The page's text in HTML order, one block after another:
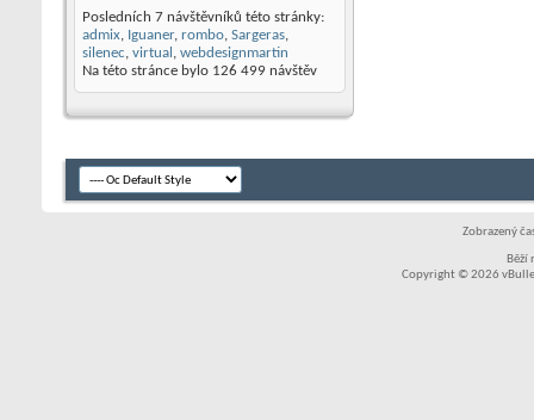
Posledních 7 návštěvníků této stránky:
admix Iguaner, rombo Sargeras
silenec virtual
webdesignmartin
Na této stránce bylo 126 499 návštěv
Zobrazený
Běží
Copyright © 2026